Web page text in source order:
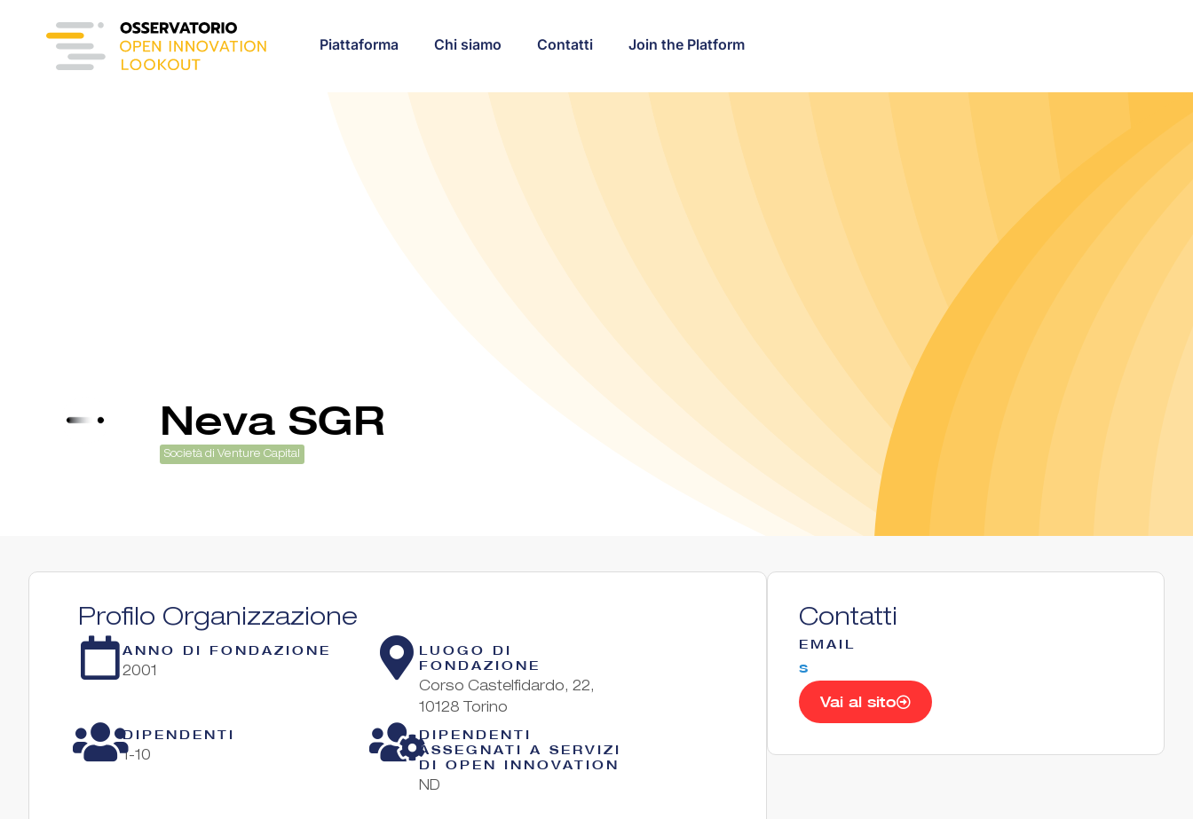
Piattaforma Chi siamo Contatti Join the Platform
Neva SGR
Società di Venture Capital
Profilo Organizzazione
ANNO DI FONDAZIONE
2001
LUOGO DI
FONDAZIONE
Corso Castelfidardo, 22,
10128 Torino
DIPENDENTI
1-10
DIPENDENTI
ASSEGNATI A SERVIZI
DI OPEN INNOVATION
ND
Contatti
EMAIL
s
Vai al sito